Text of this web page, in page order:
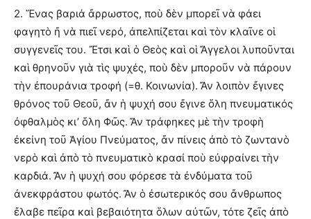
2. Ἕνας βαριά ἄρρωστος, ποὺ δὲν μπορεῖ νὰ φάει
φαγητὸ ἤ νὰ πιεῖ νερό, ἀπελπίζεται καὶ τὸν κλαῖνε οἱ
συγγενεῖς του. Ἔτσι καὶ ὁ Θεὸς καὶ οἱ Ἄγγελοι λυποῦνται
καὶ θρηνοῦν γιὰ τὶς ψυχές, ποὺ δὲν μποροῦν νὰ πάρουν
τὴν ἐπουράνια τροφή (=θ. Κοινωνία). Ἄν λοιπὸν ἔγινες
θρόνος τοῦ Θεοῦ, ἄν ἡ ψυχή σου ἔγινε ὅλη πνευματικός
ὀφθαλμὸς κι’ ὅλη Φῶς. Ἄν τράφηκες μὲ τὴν τροφὴ
ἐκείνη τοῦ Ἁγίου Πνεύματος, ἄν πίνεις ἀπὸ τὸ ζωντανὸ
νερὸ καὶ ἀπὸ τὸ πνευματικὸ κρασί ποὺ εὐφραίνει τὴν
καρδιά. Ἄν ἡ ψυχή σου φόρεσε τὰ ἐνδύματα τοῦ
ἀνεκφράστου φωτός. Ἄν ὁ ἐσωτερικός σου ἄνθρωπος
ἔλαβε πεῖρα καὶ βεβαιότητα ὅλων αὐτῶν, τότε ζεῖς ἀπὸ